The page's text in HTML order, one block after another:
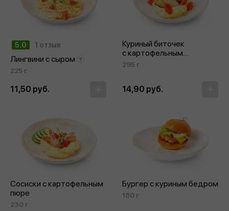
5.0 1 отзыв
Лингвини с сыром
225 г
11,50 руб.
Куриный биточек
с картофельным
пюре и овощами
295 г
14,90 руб.
Сосиски с картофельным
пюре
230 г
Бургер с куриным бедром
180 г